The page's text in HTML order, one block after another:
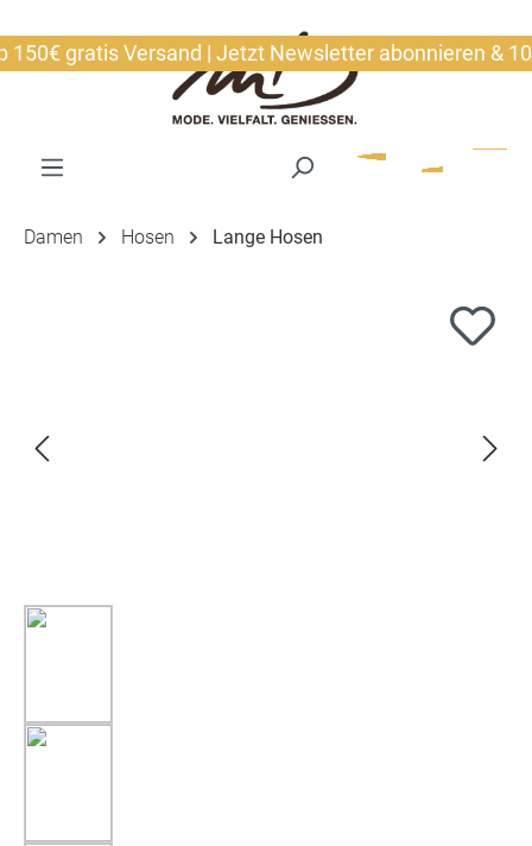
gratis Versand | Jetzt Newsletter abonnieren & 10€
Damen Hosen Lange Hosen